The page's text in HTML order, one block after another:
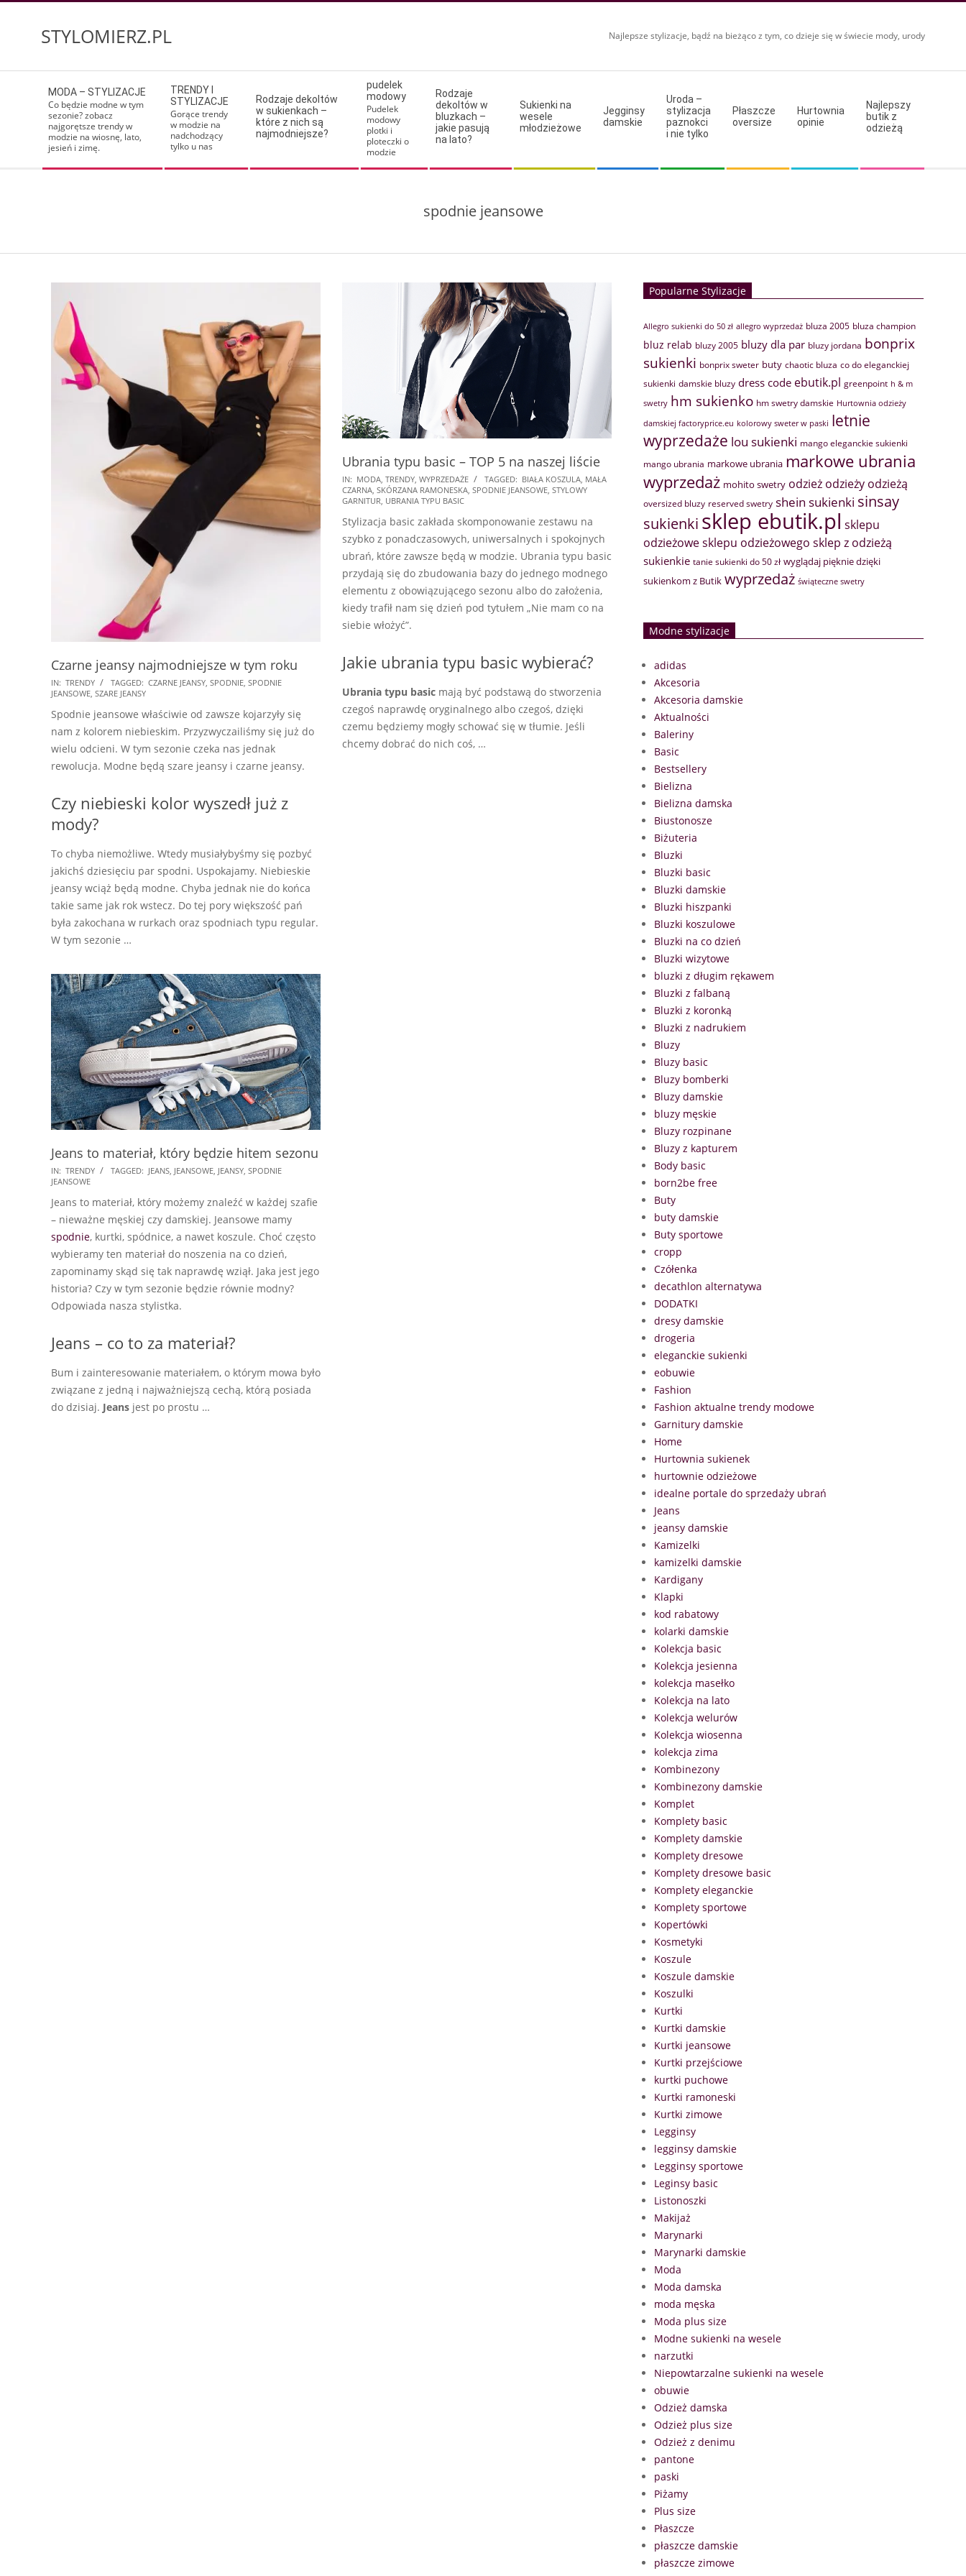
STYLOMIERZ.PL Najlepsze stylizacje, bądź na bieżąco z tym, co dzieje się w świecie mody, urody
Navigation
Menu
MODA – STYLIZACJE
Co będzie modne w tym
sezonie? zobacz
najgorętsze trendy w
modzie na wiosnę, lato,
jesień i zimę.
TRENDY I
STYLIZACJE
Gorące trendy
w modzie na
nadchodzący
tylko u nas
Rodzaje dekoltów
w sukienkach –
które z nich są
najmodniejsze?
pudelek
modowy
Pudelek
modowy
plotki i
ploteczki o
modzie
Rodzaje
dekoltów w
bluzkach –
jakie pasują
na lato?
Sukienki na
wesele
młodzieżowe
Jegginsy
damskie
Uroda –
stylizacja
paznokci
i nie tylko
Płaszcze
oversize
Hurtownia
opinie
Najlepszy
butik z
odzieżą
spodnie jeansowe
Czarne jeansy najmodniejsze w tym roku
2024-
10-
09
IN: TRENDY TAGGED: CZARNE JEANSY SPODNIE SPODNIE
JEANSOWE SZARE JEANSY
Spodnie jeansowe właściwie od zawsze kojarzyły się
nam z kolorem niebieskim. Przyzwyczailiśmy się już do
wielu odcieni. W tym sezonie czeka nas jednak
rewolucja. Modne będą szare jeansy i czarne jeansy.
Czy niebieski kolor wyszedł już z
mody?
To chyba niemożliwe. Wtedy musiałybyśmy się pozbyć
jakichś dziesięciu par spodni. Uspokajamy. Niebieskie
jeansy wciąż będą modne. Chyba jednak nie do końca
takie same jak rok wstecz. Do tej pory większość pań
była zakochana w rurkach oraz spodniach typu regular.
W tym sezonie …
Ubrania typu basic – TOP 5 na naszej liście
2018-
04-
IN: MODA, TRENDY, WYPRZEDAŻE TAGGED: BIAŁA KOSZULA, MAŁA
CZARNA, SKÓRZANA RAMONESKA, SPODNIE JEANSOWE, STYLOWY
GARNITUR, UBRANIA TYPU BASIC
Stylizacja basic zakłada skomponowanie zestawu na
szybko z ponadczasowych, uniwersalnych i spokojnych
ubrań, które zawsze będą w modzie. Ubrania typu basic
przydają się do zbudowania bazy do jednego modnego
elementu z obowiązującego sezonu albo do założenia,
kiedy trafił nam się dzień pod tytułem „Nie mam co na
siebie włożyć”.
Jakie ubrania typu basic wybierać?
Ubrania typu basic mają być podstawą do stworzenia
czegoś naprawdę oryginalnego albo czegoś, dzięki
czemu będziemy mogły schować się w tłumie. Jeśli
chcemy dobrać do nich coś, …
Jeans to materiał, który będzie hitem sezonu
2018-
02-
14
IN: TRENDY TAGGED: JEANS, JEANSOWE, JEANSY, SPODNIE
JEANSOWE
Jeans to materiał, który możemy znaleźć w każdej szafie
– nieważne męskiej czy damskiej. Jeansowe mamy
spodnie, kurtki, spódnice, a nawet koszule. Choć często
wybieramy ten materiał do noszenia na co dzień,
zapominamy skąd się tak naprawdę wziął. Jaka jest jego
historia? Czy w tym sezonie będzie równie modny?
Odpowiada nasza stylistka.
Jeans – co to za materiał?
Bum i zainteresowanie materiałem, o którym mowa było
związane z jedną i najważniejszą cechą, którą posiada
do dzisiaj. Jeans jest po prostu …
Popularne Stylizacje
Allegro sukienki do 50 zł allegro wyprzedaż bluza 2005 bluza champion
bluz relab bluzy 2005 bluzy dla par bluzy jordana bonprix
sukienki bonprix sweter buty chaotic bluza co do eleganckiej
sukienki damskie bluzy dress code ebutik.pl greenpoint h & m
swetry hm sukienko hm swetry damskie Hurtownia odzieży
damskiej factoryprice.eu kolorowy sweter w paski letnie
wyprzedaże lou sukienki mango eleganckie sukienki
mango ubrania markowe ubrania markowe ubrania
wyprzedaż mohito swetry odzież odzieży odzieżą
oversized bluzy reserved swetry shein sukienki sinsay
sukienki sklep ebutik.pl sklepu
odzieżowesklepu odzieżowego sklep z odzieżą
sukienkie tanie sukienki do 50 zł wyglądaj pięknie dzięki
sukienkom z Butik wyprzedaż świąteczne swetry
Modne stylizacje
adidas
Akcesoria
Akcesoria damskie
Aktualności
Baleriny
Basic
Bestsellery
Bielizna
Bielizna damska
Biustonosze
Biżuteria
Bluzki
Bluzki basic
Bluzki damskie
Bluzki hiszpanki
Bluzki koszulowe
Bluzki na co dzień
Bluzki wizytowe
bluzki z długim rękawem
Bluzki z falbaną
Bluzki z koronką
Bluzki z nadrukiem
Bluzy
Bluzy basic
Bluzy bomberki
Bluzy damskie
bluzy męskie
Bluzy rozpinane
Bluzy z kapturem
Body basic
born2be free
Buty
buty damskie
Buty sportowe
cropp
Czółenka
decathlon alternatywa
DODATKI
dresy damskie
drogeria
eleganckie sukienki
eobuwie
Fashion
Fashion aktualne trendy modowe
Garnitury damskie
Home
Hurtownia sukienek
hurtownie odzieżowe
idealne portale do sprzedaży ubrań
Jeans
jeansy damskie
Kamizelki
kamizelki damskie
Kardigany
Klapki
kod rabatowy
kolarki damskie
Kolekcja basic
Kolekcja jesienna
kolekcja masełko
Kolekcja na lato
Kolekcja welurów
Kolekcja wiosenna
kolekcja zima
Kombinezony
Kombinezony damskie
Komplet
Komplety basic
Komplety damskie
Komplety dresowe
Komplety dresowe basic
Komplety eleganckie
Komplety sportowe
Kopertówki
Kosmetyki
Koszule
Koszule damskie
Koszulki
Kurtki
Kurtki damskie
Kurtki jeansowe
Kurtki przejściowe
kurtki puchowe
Kurtki ramoneski
Kurtki zimowe
Legginsy
legginsy damskie
Legginsy sportowe
Leginsy basic
Listonoszki
Makijaż
Marynarki
Marynarki damskie
Moda
Moda damska
moda męska
Moda plus size
Modne sukienki na wesele
narzutki
Niepowtarzalne sukienki na wesele
obuwie
Odzież damska
Odzież plus size
Odzież z denimu
pantone
paski
Piżamy
Plus size
Płaszcze
płaszcze damskie
płaszcze zimowe